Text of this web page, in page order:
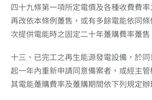
四十九條第一項所定電價及各種收費費
再改依本條例躉售，或有多餘電能依同
次提供電能時之固定二十年躉購費率躉售
十三、 已完工之再生能源發電設備，於
起一年內重新申請同意備案者，或經主管
其電能躉購費率及躉購期間依下列規定辦